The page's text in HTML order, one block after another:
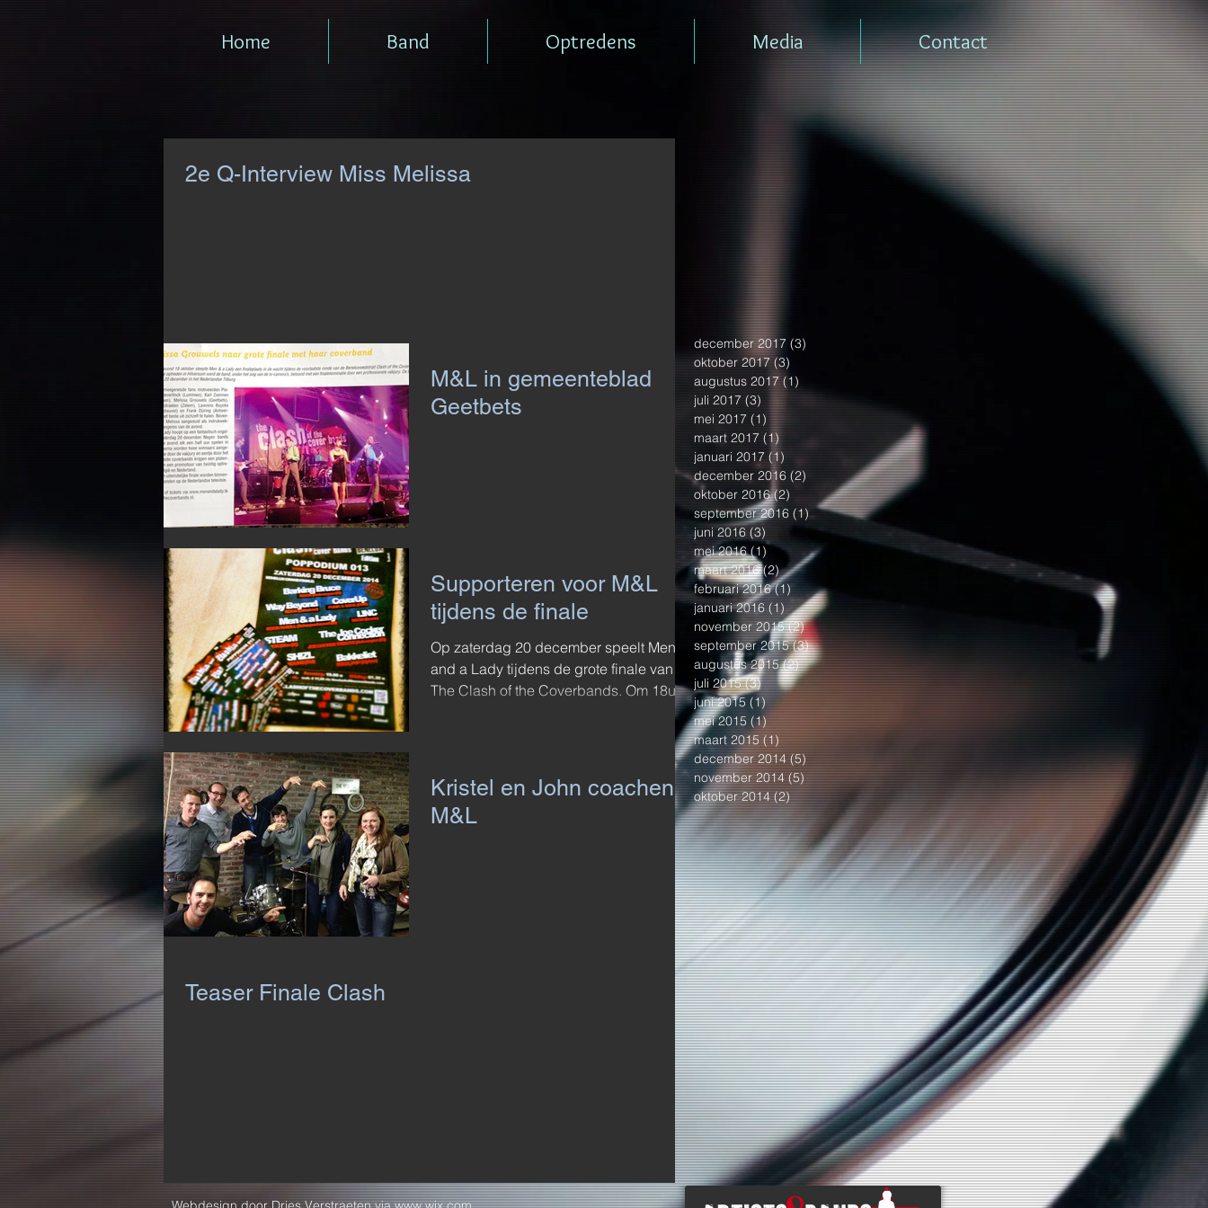
Home Band Optredens Media Contact
2e Q-Interview Miss Melissa
M&L in gemeenteblad
Geetbets
Supporteren voor M&L
tijdens de finale
Op zaterdag 20 december speelt Men
and a Lady tijdens de grote finale van
The Clash of the Coverbands. Om 18u
Kristel en John coachen
M&L
Teaser Finale Clash
december 2017 (3)
oktober 2017 (3)
augustus 2017 (1)
juli 2017 (3) 3 posts
mei 2017 (1) 1 post
maart 2017 (1)
januari 2017 (1) 1 post
december 2016 (2) 2 posts
oktober 2016 (2) 2 posts
september 2016 (1)1 post
juni 2016 (3)
mei 2016 (1) 1 post
maart 2016 (2)2 posts
februari 2016 (1) 1 post
januari 2016 (1)1 post
november 2015 (2)2 posts
september 2015 (3)3 posts
augustus 2015 (2)2 posts
juli 2015 (3)3 posts
juni 2015 (1)1 post
mei 2015 (1)1 post
maart 2015 (1)1 post
december 2014 (5)
november 2014 (5)5 posts
oktober 2014 (2)2 posts